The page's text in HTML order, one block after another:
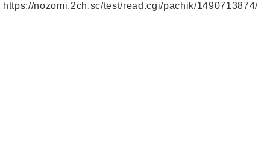
https://nozomi.2ch.sc/test/read.cgi/pachik/1490713874/